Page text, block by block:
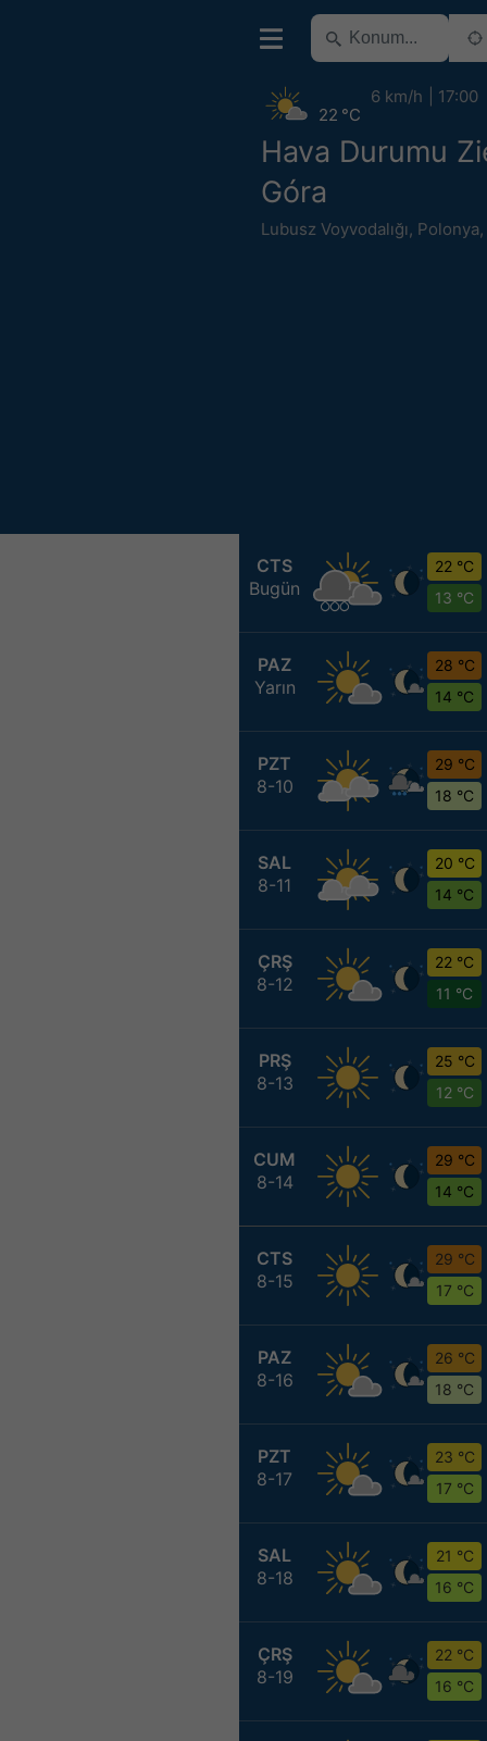
Hava Durumu
Góra
Lubusz Voyvodalığı, Polonya,
22 °C
6 km/h 17:00
CTS
Bugün
22 °C
13 °C
PAZ
Yarın
28 °C
14 °C
PZT
8-10
29 °C
18 °C
SAL
8-11
20 °C
14 °C
ÇRŞ
8-12
22 °C
11 °C
PRŞ
8-13
25 °C
12 °C
CUM
8-14
29 °C
14 °C
CTS
8-15
29 °C
17 °C
PAZ
8-16
26 °C
18 °C
PZT
8-17
23 °C
17 °C
SAL
8-18
21 °C
16 °C
ÇRŞ
8-19
22 °C
16 °C